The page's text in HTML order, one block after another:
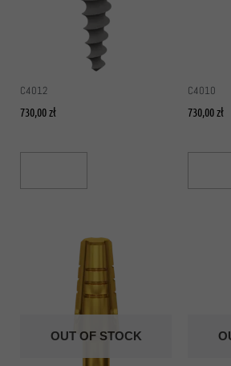
C4012
730,00zł
C4010
730,00zł
OUT OF STOCK